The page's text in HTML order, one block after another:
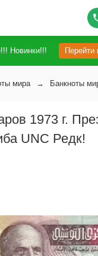
Новинки!!! Перейти
мира Банкноты
1973 г.
UNC Редк!